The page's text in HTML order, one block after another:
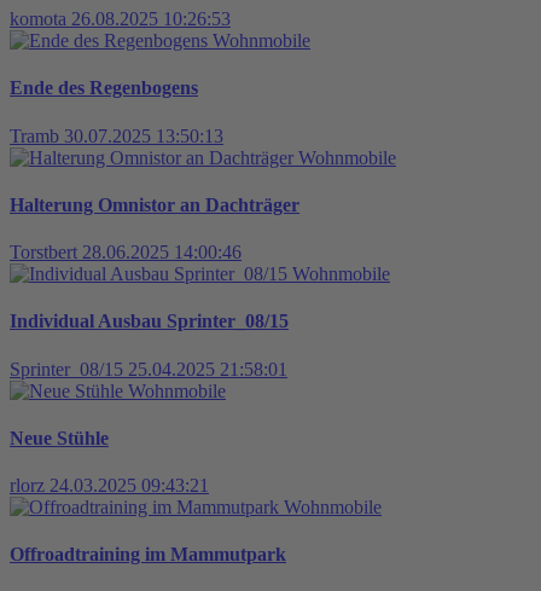
komota 26.08.2025 10:26:53
Wohnmobile
Ende des Regenbogens
Tramb 30.07.2025 13:50:13
Wohnmobile
Halterung Omnistor an Dachträger
Torstbert 28.06.2025 14:00:46
Wohnmobile
Individual Ausbau Sprinter_08/15
Sprinter_08/15 25.04.2025 21:58:01
Wohnmobile
Neue Stühle
rlorz 24.03.2025 09:43:21
Wohnmobile
Offroadtraining im Mammutpark